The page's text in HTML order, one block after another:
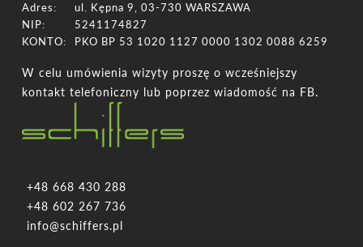
+48 668 430 288
+48 602 267 736
info@schiffers.pl
Adres:
ul. Kępna 9, 03-730 WARSZAWA
NIP:
5241174827
KONTO:
PKO BP 53 1020 1127 0000 1302 0088 6259
W celu umówienia wizyty proszę o wcześniejszy
kontakt telefoniczny lub poprzez wiadomość na FB.